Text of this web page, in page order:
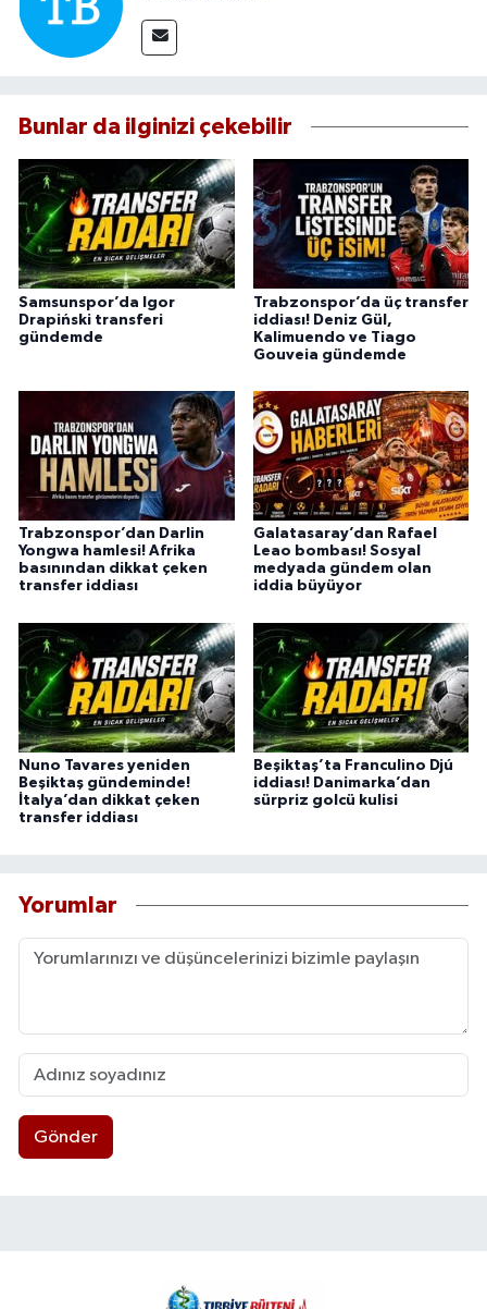
Bunlar da ilginizi çekebilir
Samsunspor’da Igor
Drapiński transferi
gündemde
Trabzonspor’da üç transfer
iddiası! Deniz Gül,
Kalimuendo ve Tiago
Gouveia gündemde
Trabzonspor’dan Darlin
Yongwa hamlesi! Afrika
basınından dikkat çeken
transfer iddiası
Galatasaray’dan Rafael
Leao bombası! Sosyal
medyada gündem olan
iddia büyüyor
Nuno Tavares yeniden
Beşiktaş gündeminde!
İtalya’dan dikkat çeken
transfer iddiası
Beşiktaş’ta Franculino Djú
iddiası! Danimarka’dan
sürpriz golcü kulisi
Yorumlar
Gönder